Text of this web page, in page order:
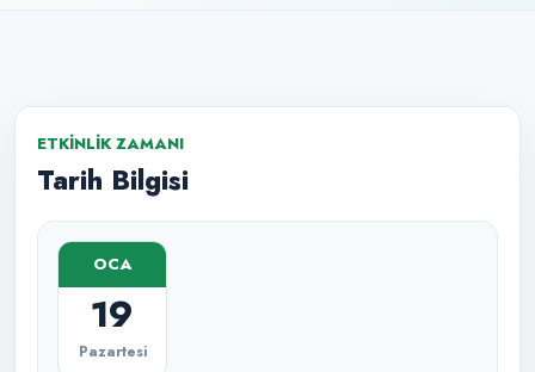
ETKINLIK ZAMANI
Tarih Bilgisi
OCA
19
Pazartesi